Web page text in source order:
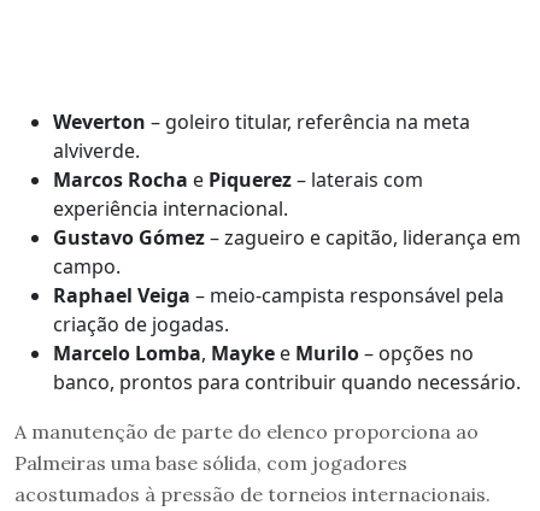
Weverton – goleiro titular, referência na meta
alviverde.
Marcos Rocha e Piquerez– laterais com
experiência internacional.
Gustavo Gómez– zagueiro e capitão, liderança em
campo.
Raphael Veiga – meio-campista responsável pela
criação de jogadas.
Marcelo Lomba, Mayke e Murilo– opções no
banco, prontos para contribuir quando necessário.
A manutenção de parte do elenco proporciona ao
Palmeiras uma base sólida, com jogadores
acostumados à pressão de torneios internacionais.